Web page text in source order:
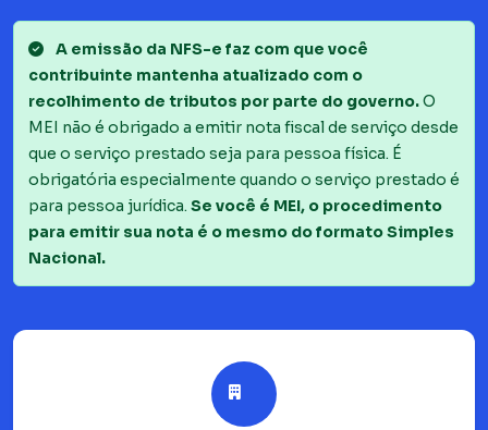
A emissão da NFS-e faz com que você
contribuinte mantenha atualizado com o
recolhimento de tributos por parte do governo.O
MEI não é obrigado a emitir nota fiscal de serviço desde
que o serviço prestado seja para pessoa física. É
obrigatória especialmente quando o serviço prestado é
para pessoa jurídica. Se você é MEI, o procedimento
para emitir sua nota é o mesmo do formato Simples
Nacional.